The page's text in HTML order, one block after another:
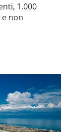
1.000
non